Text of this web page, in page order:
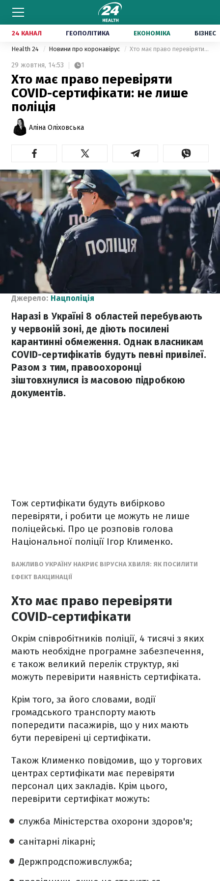
24 КАНАЛ ГЕОПОЛІТИКА ЕКОНОМІКА БІЗНЕС
Health 24 Новини про коронавірус Хто має право перевіряти COVID-сертифікати: не лише поліція
29 жовтня, 14:53 1
Хто має право перевіряти
COVID-сертифікати: не лише
поліція
Аліна Оліховська
Джерело: Нацполіція
Наразі в Україні 8 областей перебувають
у червоній зоні, де діють посилені
карантинні обмеження. Однак власникам
COVID-сертифікатів будуть певні привілеї.
Разом з тим, правоохоронці
зіштовхнулися із масовою підробкою
документів.
Тож сертифікати будуть вибірково
перевіряти, і робити це можуть не лише
поліцейські. Про це розповів голова
Національної поліції Ігор Клименко.
ВАЖЛИВО УКРАЇНУ НАКРИЄ ВІРУСНА ХВИЛЯ: ЯК ПОСИЛИТИ
ЕФЕКТ ВАКЦИНАЦІЇ
Хто має право перевіряти
COVID-сертифікати
Окрім співробітників поліції, 4 тисячі з яких
мають необхідне програмне забезпечення,
є також великий перелік структур, які
можуть перевірити наявність сертифіката.
Крім того, за його словами, водії
громадського транспорту мають
попередити пасажирів, що у них мають
бути перевірені ці сертифікати.
Також Клименко повідомив, що у торгових
центрах сертифікати має перевіряти
персонал цих закладів. Крім цього,
перевірити сертифікат можуть:
служба Міністерства охорони здоров'я;
санітарні лікарні;
Держпродспоживслужба;